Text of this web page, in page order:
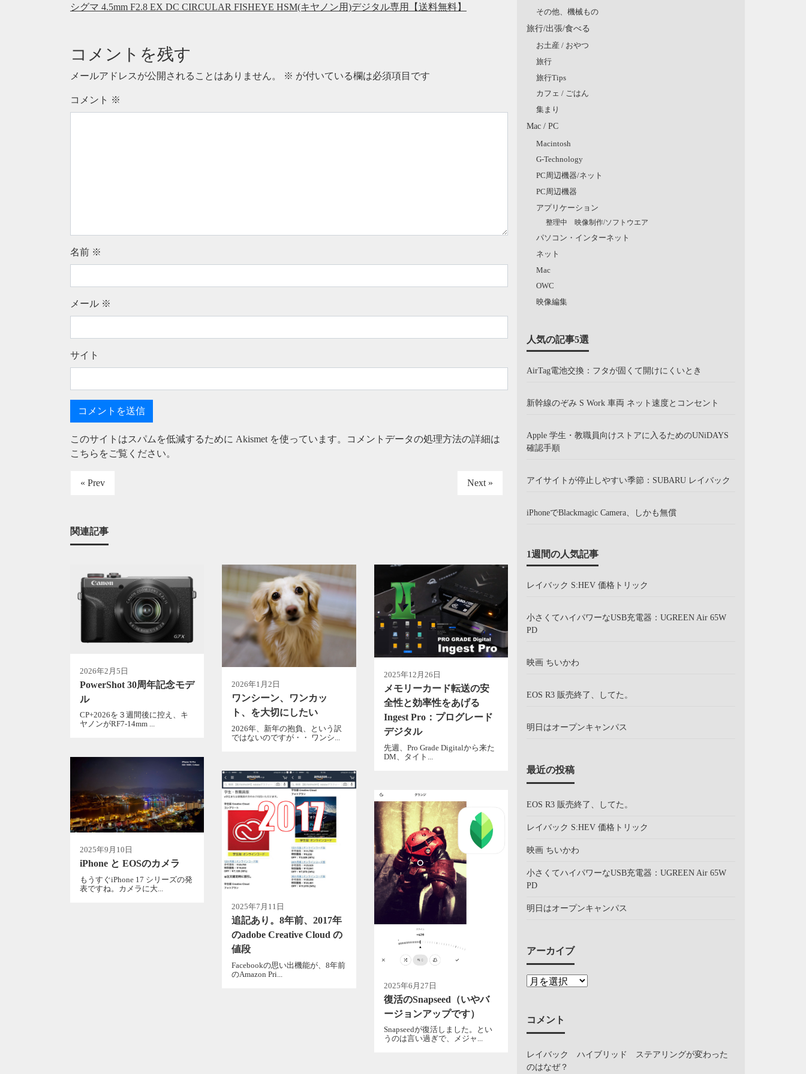
シグマ 4.5mm F2.8 EX DC CIRCULAR FISHEYE HSM(キヤノン用)デジタル専用【送料無料】
コメントを残す
メールアドレスが公開されることはありません。 ※ が付いている欄は必須項目です
コメント ※
名前 ※
メール ※
サイト
このサイトはスパムを低減するために Akismet を使っています。
コメントデータの処理方法の詳細は
こちらをご覧ください。
« Prev Next »
関連記事
2026年2月5日
PowerShot 30周年記念モデ
ル
CP+2026を３週間後に控え、キ
ヤノンがRF7-14mm ...
2026年1月2日
ワンシーン、ワンカッ
ト、を大切にしたい
2026年、新年の抱負、という訳
ではないのですが・・ ワンシ...
2025年12月26日
メモリーカード転送の安
全性と効率性をあげる
Ingest Pro：プログレード
デジタル
先週、Pro Grade Digitalから来た
DM、タイト...
2025年9月10日
iPhone と EOSのカメラ
もうすぐiPhone 17 シリーズの発
表ですね。カメラに大...
2025年7月11日
追記あり。8年前、2017年
のadobe Creative Cloud の
値段
Facebookの思い出機能が、8年前
のAmazon Pri...
2025年6月27日
復活のSnapseed（いやバ
ージョンアップです）
Snapseedが復活しました。とい
うのは言い過ぎで、メジャ...
その他、機械もの
旅行/出張/食べる
お土産 / おやつ
旅行
旅行Tips
カフェ / ごはん
集まり
Mac / PC
Macintosh
G-Technology
PC周辺機器/ネット
PC周辺機器
アプリケーション
整理中 映像制作/ソフトウエア
パソコン・インターネット
ネット
Mac
OWC
映像編集
人気の記事5選
AirTag電池交換：フタが固くて開けにくいとき
新幹線のぞみ S Work 車両 ネット速度とコンセント
Apple 学生・教職員向けストアに入るためのUNiDAYS
確認手順
アイサイトが停止しやすい季節：SUBARU レイバック
iPhoneでBlackmagic Camera、しかも無償
1週間の人気記事
レイバック S:HEV 価格トリック
小さくてハイパワーなUSB充電器：UGREEN Air 65W
PD
映画 ちいかわ
EOS R3 販売終了、してた。
明日はオープンキャンパス
最近の投稿
EOS R3 販売終了、してた。
レイバック S:HEV 価格トリック
映画 ちいかわ
小さくてハイパワーなUSB充電器：UGREEN Air 65W
PD
明日はオープンキャンパス
アーカイブ
コメント
レイバック ハイブリッド ステアリングが変わった
のはなぜ？